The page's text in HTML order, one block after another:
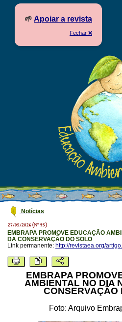
🌱 Apoiar a revista
Fechar ❌
Notícias
27/05/2026 (Nº 95)
EMBRAPA PROMOVE EDUCAÇÃO
DA CONSERVAÇÃO DO SOLO
Link permanente: http://revistaea.org/
EMBRAPA
AMBIENTAL NO DIA
CONSERVAÇÃO
Foto: Arquivo